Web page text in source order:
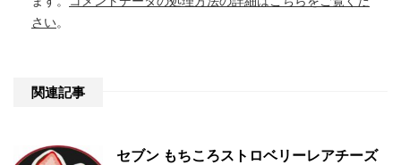
さい。
関連記事
セブン もちころストロベリーレアチーズ